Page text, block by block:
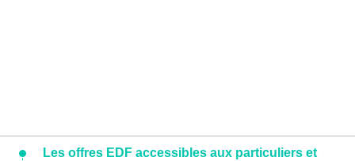
Les offres EDF accessibles aux particuliers et